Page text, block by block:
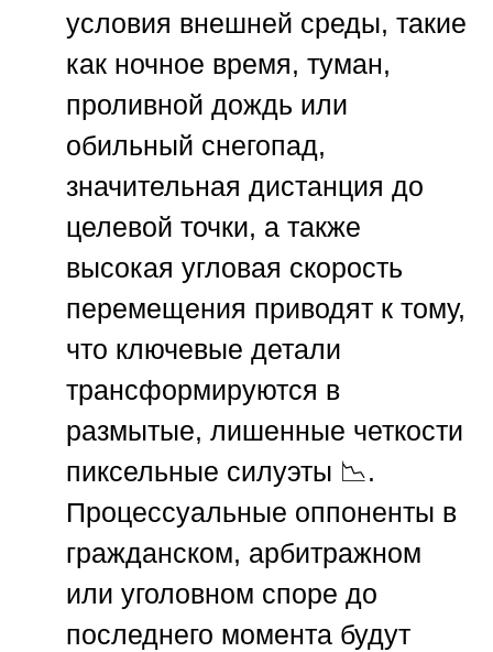
условия внешней среды, такие
как ночное время, туман,
проливной дождь или
обильный снегопад,
значительная дистанция до
целевой точки, а также
высокая угловая скорость
перемещения приводят к тому,
что ключевые детали
трансформируются в
размытые, лишенные четкости
пиксельные силуэты 📉.
Процессуальные оппоненты в
гражданском, арбитражном
или уголовном споре до
последнего момента будут